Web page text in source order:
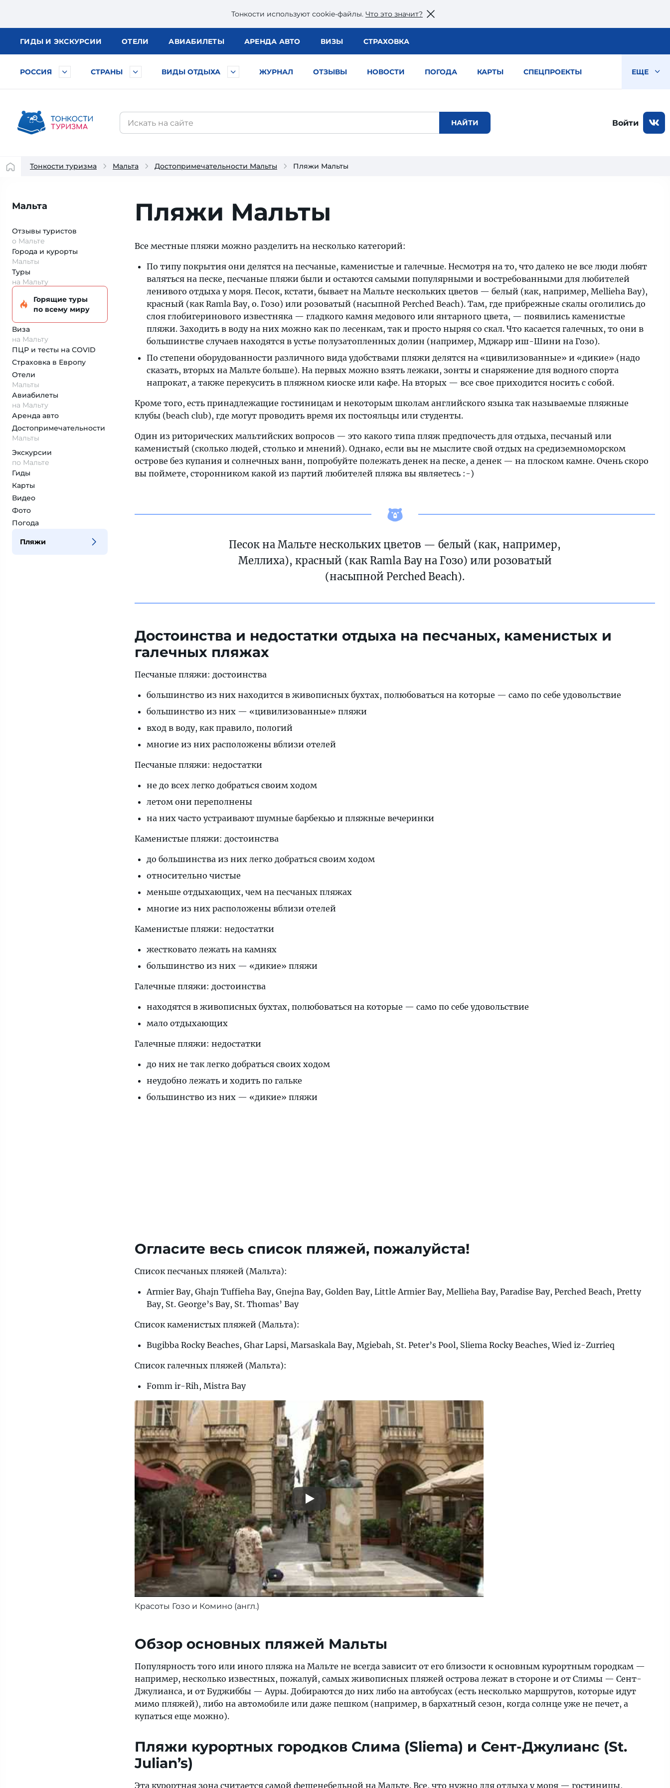
Тонкости используют сookie-файлы. Что это значит?
ГИДЫ И ЭКСКУРСИИ ОТЕЛИ АВИАБИЛЕТЫ АРЕНДА АВТО ВИЗЫ СТРАХОВКА
РОССИЯ СТРАНЫ ВИДЫ ОТДЫХА ЖУРНАЛ ОТЗЫВЫ НОВОСТИ ПОГОДА КАРТЫ СПЕЦПРОЕКТЫ ЕЩЕ
Войти
Тонкости туризма Мальта Достопримечательности Мальты Пляжи Мальты
Мальта
Отзывы туристов
о Мальте
Города и курорты
Мальты
Туры
на Мальту
Горящие туры
по всему миру
Виза
на Мальту
ПЦР и тесты на COVID
Страховка в Европу
Отели
Мальты
Авиабилеты
на Мальту
Аренда авто
Достопримеча­тельности
Мальты
Экскурсии
по Мальте
Гиды
Карты
Видео
Фото
Погода
Пляжи
Пляжи Мальты
Все местные пляжи можно разделить на несколько категорий:
По типу покрытия они делятся на песчаные, каменистые и галечные. Несмотря на то, что далеко не все люди любят
валяться на песке, песчаные пляжи были и остаются самыми популярными и востребованными для любителей
ленивого отдыха у моря. Песок, кстати, бывает на Мальте нескольких цветов — белый (как, например, Mellieha Bay),
красный (как Ramla Bay, о. Гозо) или розоватый (насыпной Perched Beach). Там, где прибрежные скалы оголились до
слоя глобигеринового известняка — гладкого камня медового или янтарного цвета, — появились каменистые
пляжи. Заходить в воду на них можно как по лесенкам, так и просто ныряя со скал. Что касается галечных, то они в
большинстве случаев находятся в устье полузатопленных долин (например, Мджарр иш-Шини на Гозо).
По степени оборудованности различного вида удобствами пляжи делятся на «цивилизованные» и «дикие» (надо
сказать, вторых на Мальте больше). На первых можно взять лежаки, зонты и снаряжение для водного спорта
напрокат, а также перекусить в пляжном киоске или кафе. На вторых — все свое приходится носить с собой.
Кроме того, есть принадлежащие гостиницам и некоторым школам английского языка так называемые пляжные
клубы (beach club), где могут проводить время их постояльцы или студенты.
Один из риторических мальтийских вопросов — это какого типа пляж предпочесть для отдыха, песчаный или
каменистый (сколько людей, столько и мнений). Однако, если вы не мыслите свой отдых на средиземноморском
острове без купания и солнечных ванн, попробуйте полежать денек на песке, а денек — на плоском камне. Очень скоро
вы поймете, сторонником какой из партий любителей пляжа вы являетесь :-)
Песок на Мальте нескольких цветов — белый (как, например,
Меллиха), красный (как Ramla Bay на Гозо) или розоватый
(насыпной Perched Beach).
Достоинства и недостатки отдыха на песчаных, каменистых и
галечных пляжах
Песчаные пляжи: достоинства
большинство из них находится в живописных бухтах, полюбоваться на которые — само по себе удовольствие
большинство из них — «цивилизованные» пляжи
вход в воду, как правило, пологий
многие из них расположены вблизи отелей
Песчаные пляжи: недостатки
не до всех легко добраться своим ходом
летом они переполнены
на них часто устраивают шумные барбекью и пляжные вечеринки
Каменистые пляжи: достоинства
до большинства из них легко добраться своим ходом
относительно чистые
меньше отдыхающих, чем на песчаных пляжах
многие из них расположены вблизи отелей
Каменистые пляжи: недостатки
жестковато лежать на камнях
большинство из них — «дикие» пляжи
Галечные пляжи: достоинства
находятся в живописных бухтах, полюбоваться на которые — само по себе удовольствие
мало отдыхающих
Галечные пляжи: недостатки
до них не так легко добраться своих ходом
неудобно лежать и ходить по гальке
большинство из них — «дикие» пляжи
Огласите весь список пляжей, пожалуйста!
Список песчаных пляжей (Мальта):
Armier Bay, Ghajn Tuffieha Bay, Gnejna Bay, Golden Bay, Little Armier Bay, Mellieħa Bay, Paradise Bay, Perched Beach, Pretty
Bay, St. George’s Bay, St. Thomas’ Bay
Список каменистых пляжей (Мальта):
Bugibba Rocky Beaches, Ghar Lapsi, Marsaskala Bay, Mgiebah, St. Peter’s Pool, Sliema Rocky Beaches, Wied iz-Zurrieq
Список галечных пляжей (Мальта):
Fomm ir-Rih, Mistra Bay
Красоты Гозо и Комино (англ.)
Обзор основных пляжей Мальты
Популярность того или иного пляжа на Мальте не всегда зависит от его близости к основным курортным городкам —
например, несколько известных, пожалуй, самых живописных пляжей острова лежат в стороне и от Слимы — Сент-
Джулианса, и от Буджиббы — Ауры. Добираются до них либо на автобусах (есть несколько маршрутов, которые идут
мимо пляжей), либо на автомобиле или даже пешком (например, в бархатный сезон, когда солнце уже не печет, а
купаться еще можно).
Пляжи курортных городков Слима (Sliema) и Сент-Джулианс (St.
Julian’s)
Эта курортная зона считается самой фешенебельной на Мальте. Все, что нужно для отдыха у моря — гостиницы,